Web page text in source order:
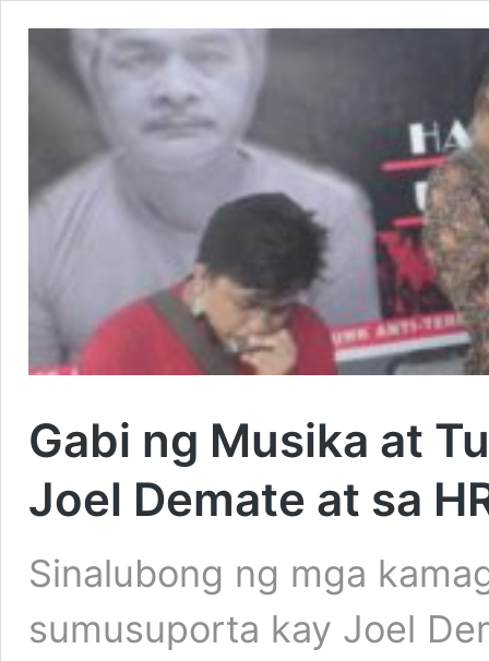
Gabi ng Musika at
Joel Demate at sa
Sinalubong ng mga
sumusuporta kay Joel